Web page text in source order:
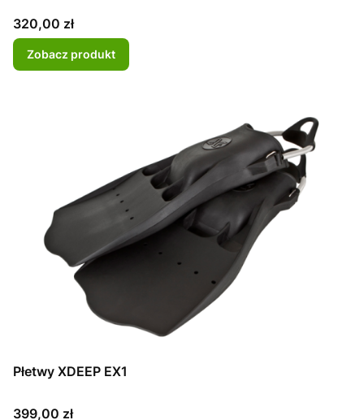
Cena
320,00 zł
Zobacz produkt
Płetwy XDEEP EX1
Cena
399,00 zł